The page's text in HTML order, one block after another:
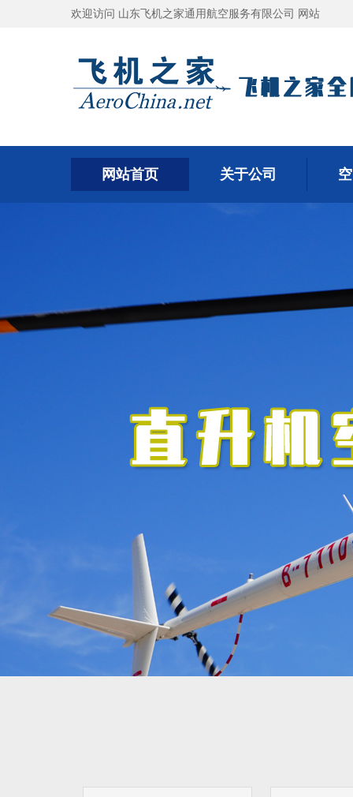
欢迎访问 山东飞机之家通用航空服务有限公司 网站
网站首页 关于公司